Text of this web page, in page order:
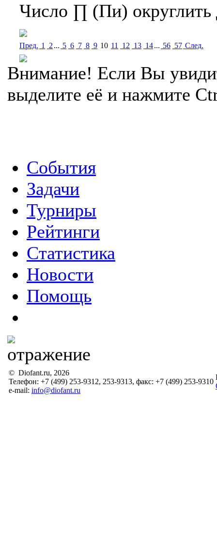
Число ∏ (Пи) округлить
Пред. 1 2 ... 5 6 7 8 9 10 11 12 13 14... 56 57 Cлед.
Внимание! Если Вы
выделите её и нажмите
События
Задачи
Турниры
Рейтинги
Статистика
Новости
Помощь
© Diofant.ru, 2026
Телефон: +7 (499) 253-9312, 253-9313, факс: +7 (499) 253-9310
e-mail: info@diofant.ru